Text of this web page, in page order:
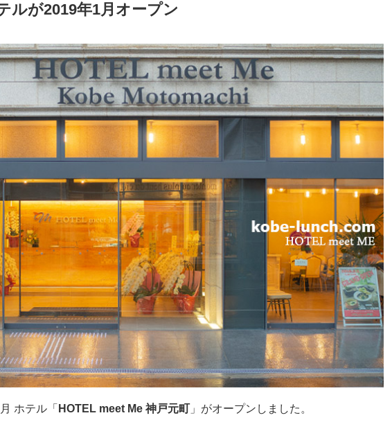
ルが2019年1月オープン
ホテル「 HOTEL meet Me 神戸元町 」がオープンしました。